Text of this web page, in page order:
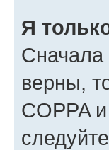
Я
Сначала
верны,
COPPA